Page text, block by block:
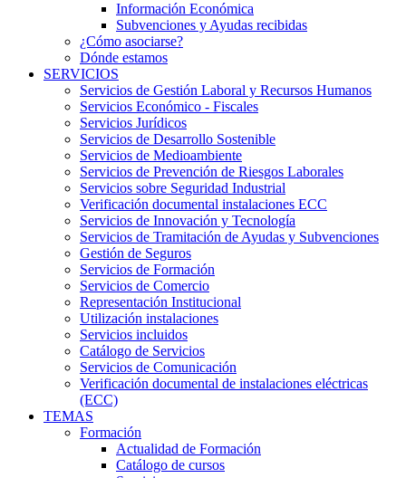
Información Económica
Subvenciones y Ayudas recibidas
¿Cómo asociarse?
Dónde estamos
SERVICIOS
Servicios de Gestión Laboral y Recursos Humanos
Servicios Económico - Fiscales
Servicios Jurídicos
Servicios de Desarrollo Sostenible
Servicios de Medioambiente
Servicios de Prevención de Riesgos Laborales
Servicios sobre Seguridad Industrial
Verificación documental instalaciones ECC
Servicios de Innovación y Tecnología
Servicios de Tramitación de Ayudas y Subvenciones
Gestión de Seguros
Servicios de Formación
Servicios de Comercio
Representación Institucional
Utilización instalaciones
Servicios incluidos
Catálogo de Servicios
Servicios de Comunicación
Verificación documental de instalaciones eléctricas
(ECC)
TEMAS
Formación
Actualidad de Formación
Catálogo de cursos